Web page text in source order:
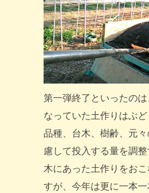
第一弾終了といったのは
なっていた土作りはぶ
品種、台木、樹齢、元
慮して投入する量を調
木にあった土作りをお
すが、今年は更に一本